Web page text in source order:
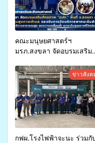
คณะมนุษยศาสตร์ฯ
มรภ.สงขลา จัดอบรมเสริม
จ่ายงบกองทุนสุขภาพตำบล
รองรับการจัดบริการพาหน
ส่งผู้ทุพพลภาพเพื่อเข้ารับ
บริการสาธารณสุข ลดควา
เหลื่อมล้ำ ยกระดับคุณภาพ
ชีวิตประชาชนอย่างยั่งยืน
ข่าวสังค
กฟผ.โรงไฟฟ้าจะนะ ร่วมกั